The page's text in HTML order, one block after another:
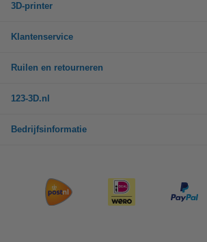
3D-printer
Klantenservice
Ruilen en retourneren
123-3D.nl
Bedrijfsinformatie